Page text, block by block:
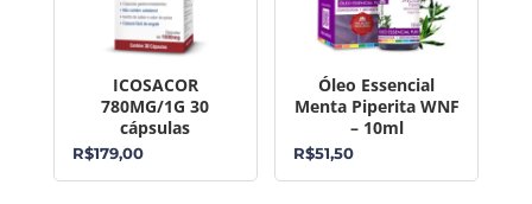
ICOSACOR
780MG/1G 30
cápsulas
R$179,00
Óleo Essencial
Menta Piperita WNF
– 10ml
R$51,50